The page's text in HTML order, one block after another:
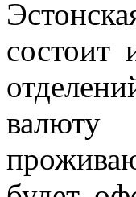
состоит